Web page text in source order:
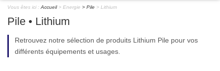
Vous êtes ici : Accueil> Energie Pile > Lithium
Pile • Lithium
Retrouvez notre sélection de produits Lithium Pile pour vos
différents équipements et usages.